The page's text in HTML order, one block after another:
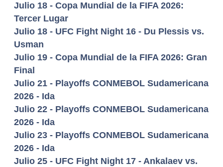
Julio 18 - Copa Mundial de la FIFA 2026:
Tercer Lugar
Julio 18 - UFC Fight Night 16 - Du Plessis vs.
Usman
Julio 19 - Copa Mundial de la FIFA 2026: Gran
Final
Julio 21 - Playoffs CONMEBOL Sudamericana
2026 - Ida
Julio 22 - Playoffs CONMEBOL Sudamericana
2026 - Ida
Julio 23 - Playoffs CONMEBOL Sudamericana
2026 - Ida
Julio 25 - UFC Fight Night 17 - Ankalaev vs.